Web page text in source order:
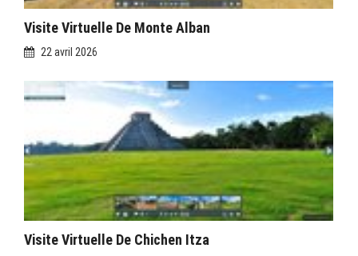
Visite Virtuelle De Monte Alban
22 avril 2026
Visite Virtuelle De Chichen Itza